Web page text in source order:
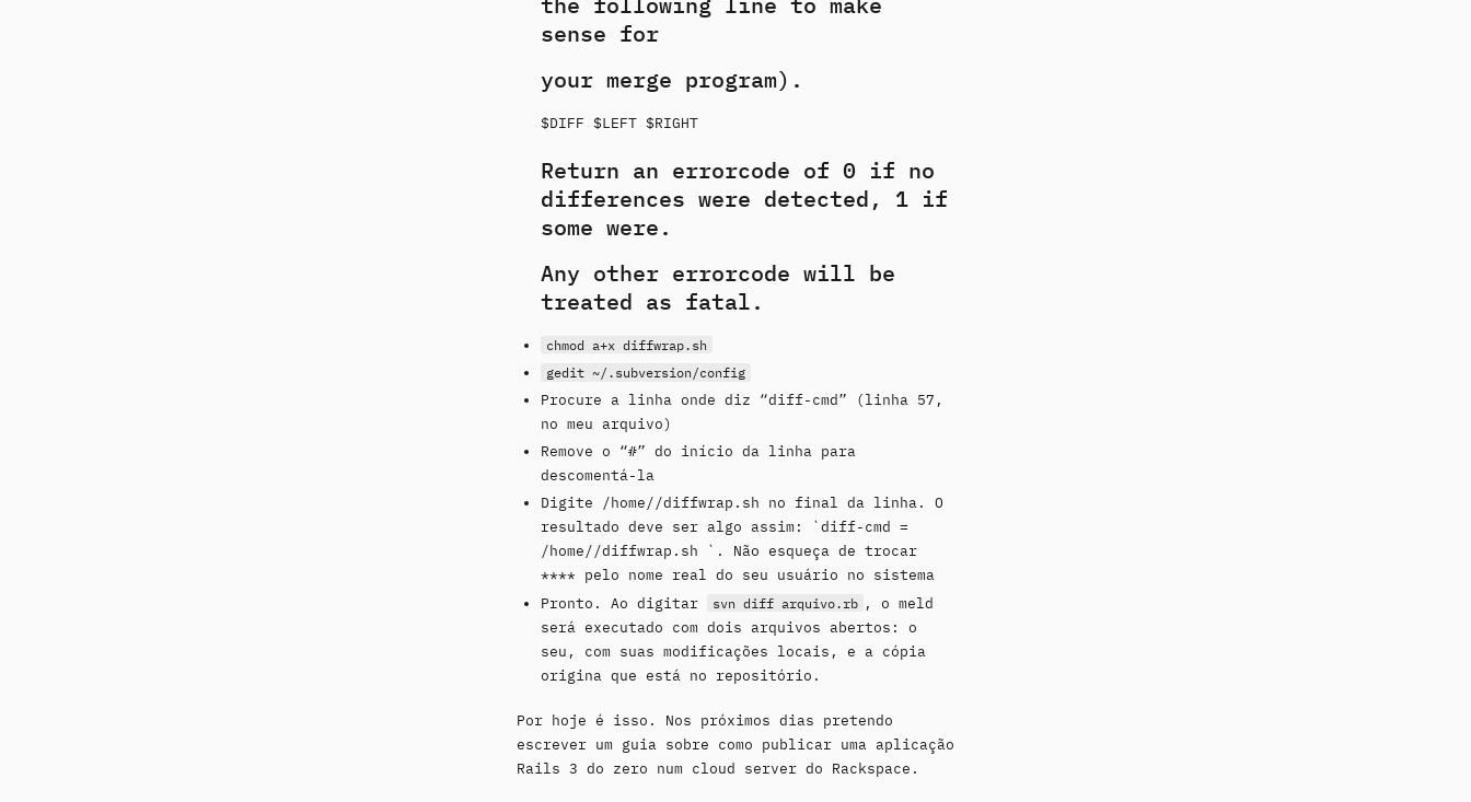
sense for
your merge program).
$DIFF $LEFT $RIGHT
Return an errorcode of 0 if no
differences were detected, 1 if
some were.
Any other errorcode will be
treated as fatal.
chmod a+x diffwrap.sh
gedit ~/.subversion/config
Procure a linha onde diz “diff-cmd” (linha 57,
no meu arquivo)
Remove o “#” do início da linha para
descomentá-la
Digite /home//diffwrap.sh no final da linha. O
resultado deve ser algo assim: `diff-cmd =
/home//diffwrap.sh `. Não esqueça de trocar
**** pelo nome real do seu usuário no sistema
Pronto. Ao digitar
svn diff arquivo.rb , o meld
será executado com dois arquivos abertos: o
seu, com suas modificações locais, e a cópia
origina que está no repositório.
Por hoje é isso. Nos próximos dias pretendo
escrever um guia sobre como publicar uma aplicação
Rails 3 do zero num cloud server do Rackspace.